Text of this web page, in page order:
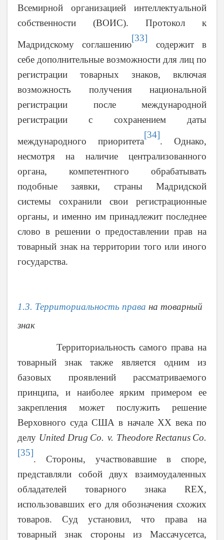
Всемирной организацией интеллектуальной
собственности (ВОИС). Протокол к
Мадридскому соглашению
[33]
содержит в
себе дополнительные возможности для лиц по
регистрации товарных знаков, включая
возможность получения национальной
регистрации после международной
регистрации с сохранением даты
международного приоритета
[34]
. Однако,
несмотря на наличие централизованного
органа, компетентного обрабатывать
подобные заявки, страны Мадридской
системы сохранили свои регистрационные
органы, и именно им принадлежит последнее
слово в решении о предоставлении прав на
товарный знак на территории того или иного
государства.
1.3. Территориальность права на товарный
знак
Территориальность самого права на
товарный знак также является одним из
базовых проявлений рассматриваемого
принципа, и наиболее ярким примером ее
закрепления может послужить решение
Верховного суда США в начале XX века по
делу United Drug Co. v. Theodore Rectanus Co.
[35]
.
Стороны, участвовавшие в споре,
представляли собой двух взаимоудаленных
обладателей товарного знака REX,
использовавших его для обозначения схожих
товаров. Суд установил, что права на
товарный знак стороны из Массачусетса,